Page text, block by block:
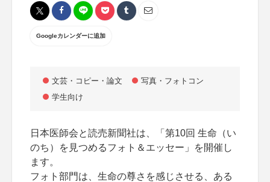
Googleカレンダーに追加
文芸・コピー・論文
写真・フォトコン
学生向け
日本医師会と読売新聞社は、「第10回 生命（い
のち）を見つめるフォト＆エッセー」を開催し
ます。
フォト部門は、生命の尊さを感じさせる、ある